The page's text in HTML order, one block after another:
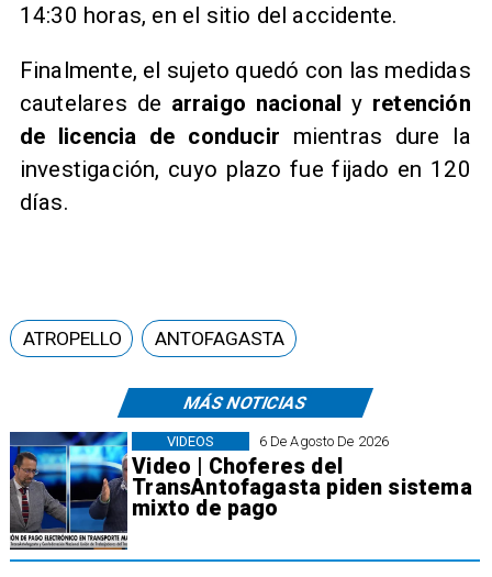
14:30 horas, en el sitio del accidente.
Finalmente, el sujeto quedó con las medidas
cautelares de arraigo nacionaly retención
de licencia de conducir mientras dure la
investigación, cuyo plazo fue fijado en 120
días.
MÁS NOTICIAS
6 De Agosto De 2026
Video | Choferes del
TransAntofagasta piden sistema
mixto de pago
VIDEOS
ATROPELLO ANTOFAGASTA